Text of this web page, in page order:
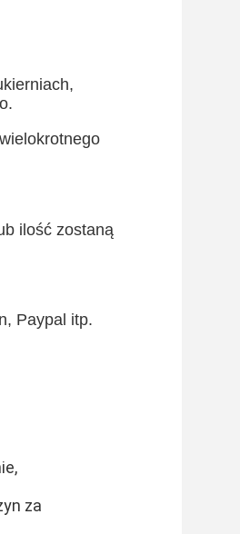
ilość zostaną
Paypal itp.
za